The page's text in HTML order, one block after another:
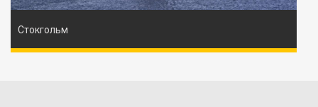
Стокгольм